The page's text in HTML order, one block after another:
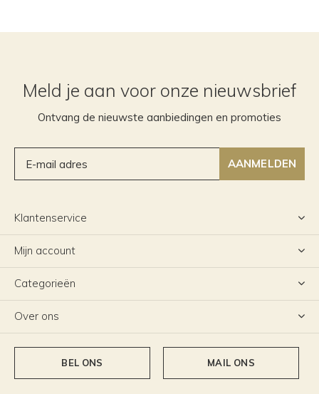
Meld je aan voor onze nieuwsbrief
Ontvang de nieuwste aanbiedingen en promoties
AANMELDEN
Klantenservice
Mijn account
Categorieën
Over ons
BEL ONS MAIL ONS